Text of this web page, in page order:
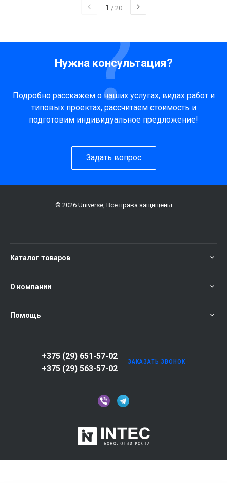
1 / 20
Нужна консультация?
Подробно расскажем о наших услугах, видах работ и
типовых проектах, рассчитаем стоимость и
подготовим индивидуальное предложение!
Задать вопрос
© 2026 Universe, Все права защищены
Каталог товаров
О компании
Помощь
+375 (29) 651-57-02
+375 (29) 563-57-02
ЗАКАЗАТЬ ЗВОНОК